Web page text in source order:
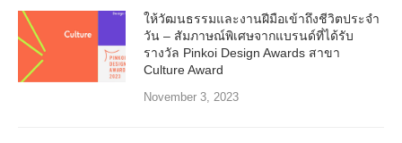
ให้วัฒนธรรมและงานฝีมือเข้าถึงชีวิตประจำ
วัน – สัมภาษณ์พิเศษจากแบรนด์ที่ได้รับ
รางวัล Pinkoi Design Awards สาขา
Culture Award
November 3, 2023